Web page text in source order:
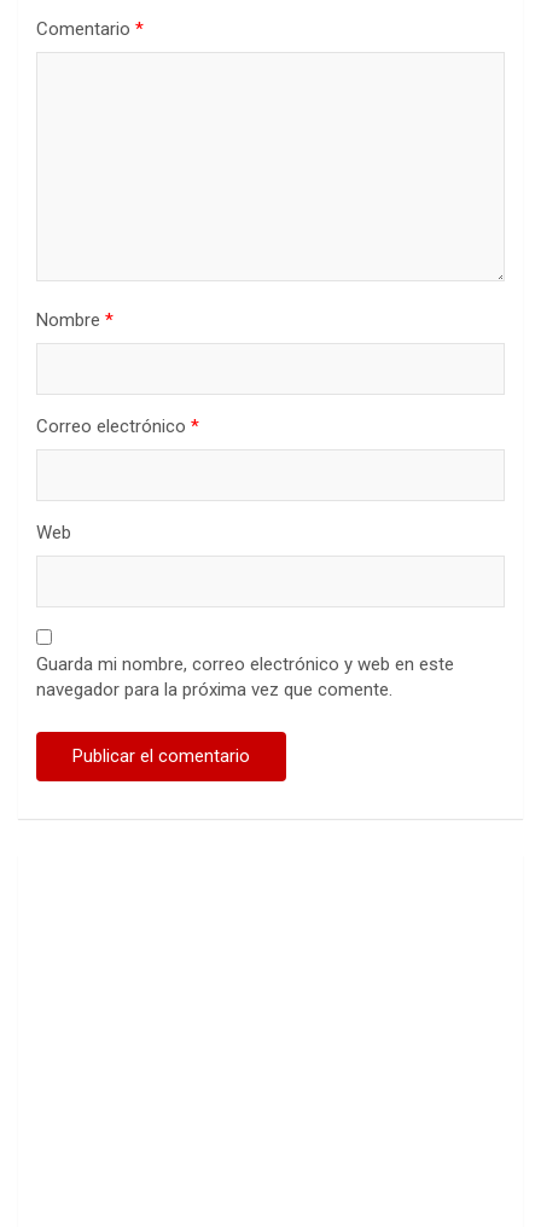
Comentario *
Nombre *
Correo electrónico *
Web
Guarda mi nombre, correo electrónico y web en este
navegador para la próxima vez que comente.